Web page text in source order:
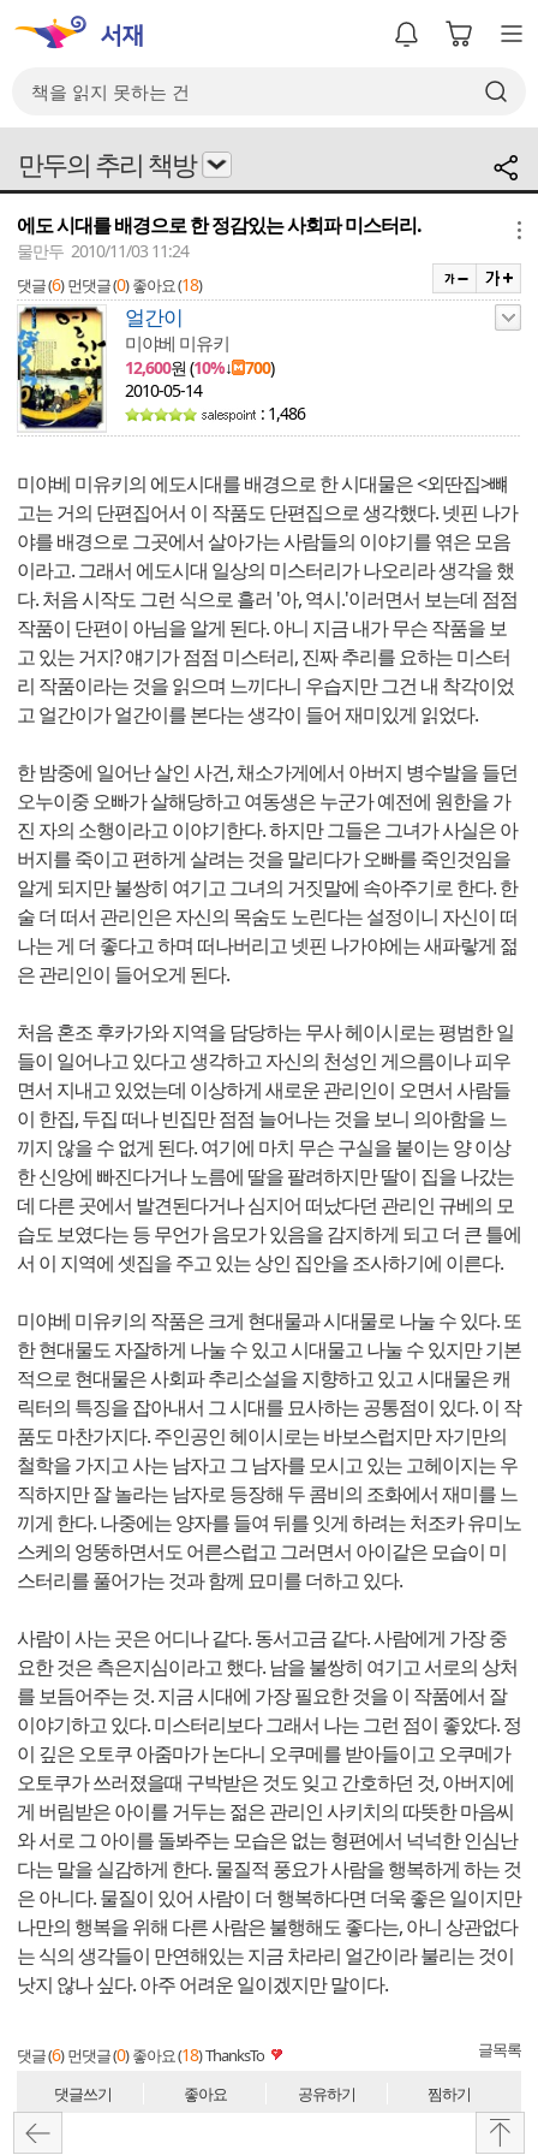
만두의 추리 책방
에도 시대를 배경으로 한 정감있는 사회파 미스터리.
물만두 2010/11/03 11:24
댓글 (6) 먼댓글 (0) 좋아요 (18)
얼간이
미야베 미유키
12,600원 (10%↓ 700)
2010-05-14
: 1,486
미야베 미유키의 에도시대를 배경으로 한 시대물은 <외딴집>뺴
고는 거의 단편집어서 이 작품도 단편집으로 생각했다. 넷핀 나가
야를 배경으로 그곳에서 살아가는 사람들의 이야기를 엮은 모음
이라고. 그래서 에도시대 일상의 미스터리가 나오리라 생각을 했
다. 처음 시작도 그런 식으로 흘러 '아, 역시.'이러면서 보는데 점점
작품이 단편이 아님을 알게 된다. 아니 지금 내가 무슨 작품을 보
고 있는 거지? 얘기가 점점 미스터리, 진짜 추리를 요하는 미스터
리 작품이라는 것을 읽으며 느끼다니 우습지만 그건 내 착각이었
고 얼간이가 얼간이를 본다는 생각이 들어 재미있게 읽었다.
한 밤중에 일어난 살인 사건, 채소가게에서 아버지 병수발을 들던
오누이중 오빠가 살해당하고 여동생은 누군가 예전에 원한을 가
진 자의 소행이라고 이야기한다. 하지만 그들은 그녀가 사실은 아
버지를 죽이고 편하게 살려는 것을 말리다가 오빠를 죽인것임을
알게 되지만 불쌍히 여기고 그녀의 거짓말에 속아주기로 한다. 한
술 더 떠서 관리인은 자신의 목숨도 노린다는 설정이니 자신이 떠
나는 게 더 좋다고 하며 떠나버리고 넷핀 나가야에는 새파랗게 젊
은 관리인이 들어오게 된다.
처음 혼조 후카가와 지역을 담당하는 무사 헤이시로는 평범한 일
들이 일어나고 있다고 생각하고 자신의 천성인 게으름이나 피우
면서 지내고 있었는데 이상하게 새로운 관리인이 오면서 사람들
이 한집, 두집 떠나 빈집만 점점 늘어나는 것을 보니 의아함을 느
끼지 않을 수 없게 된다. 여기에 마치 무슨 구실을 붙이는 양 이상
한 신앙에 빠진다거나 노름에 딸을 팔려하지만 딸이 집을 나갔는
데 다른 곳에서 발견된다거나 심지어 떠났다던 관리인 규베의 모
습도 보였다는 등 무언가 음모가 있음을 감지하게 되고 더 큰 틀에
서 이 지역에 셋집을 주고 있는 상인 집안을 조사하기에 이른다.
미야베 미유키의 작품은 크게 현대물과 시대물로 나눌 수 있다. 또
한 현대물도 자잘하게 나눌 수 있고 시대물고 나눌 수 있지만 기본
적으로 현대물은 사회파 추리소설을 지향하고 있고 시대물은 캐
릭터의 특징을 잡아내서 그 시대를 묘사하는 공통점이 있다. 이 작
품도 마찬가지다. 주인공인 헤이시로는 바보스럽지만 자기만의
철학을 가지고 사는 남자고 그 남자를 모시고 있는 고헤이지는 우
직하지만 잘 놀라는 남자로 등장해 두 콤비의 조화에서 재미를 느
끼게 한다. 나중에는 양자를 들여 뒤를 잇게 하려는 처조카 유미노
스케의 엉뚱하면서도 어른스럽고 그러면서 아이같은 모습이 미
스터리를 풀어가는 것과 함께 묘미를 더하고 있다.
사람이 사는 곳은 어디나 같다. 동서고금 같다. 사람에게 가장 중
요한 것은 측은지심이라고 했다. 남을 불쌍히 여기고 서로의 상처
를 보듬어주는 것. 지금 시대에 가장 필요한 것을 이 작품에서 잘
이야기하고 있다. 미스터리보다 그래서 나는 그런 점이 좋았다. 정
이 깊은 오토쿠 아줌마가 논다니 오쿠메를 받아들이고 오쿠메가
오토쿠가 쓰러졌을때 구박받은 것도 잊고 간호하던 것, 아버지에
게 버림받은 아이를 거두는 젊은 관리인 사키치의 따뜻한 마음씨
와 서로 그 아이를 돌봐주는 모습은 없는 형편에서 넉넉한 인심난
다는 말을 실감하게 한다. 물질적 풍요가 사람을 행복하게 하는 것
은 아니다. 물질이 있어 사람이 더 행복하다면 더욱 좋은 일이지만
나만의 행복을 위해 다른 사람은 불행해도 좋다는, 아니 상관없다
는 식의 생각들이 만연해있는 지금 차라리 얼간이라 불리는 것이
낫지 않나 싶다. 아주 어려운 일이겠지만 말이다.
댓글 (6) 먼댓글 (0) 좋아요 (18)ThanksTo 글목록
댓글쓰기 좋아요 공유하기 찜하기